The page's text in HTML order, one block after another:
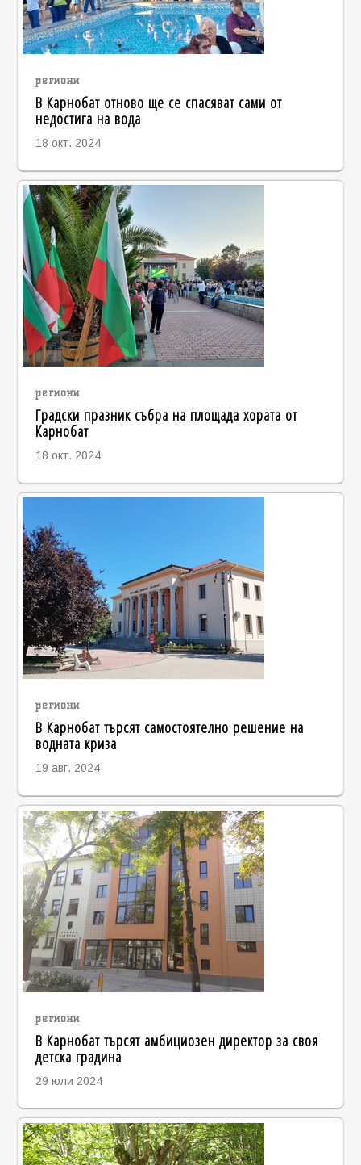
региони
В Карнобат отново ще се спасяват сами от
недостига на вода
18 окт. 2024
региони
Градски празник събра на площада хората от
Карнобат
18 окт. 2024
региони
В Карнобат търсят самостоятелно решение на
водната криза
19 авг. 2024
региони
В Карнобат търсят амбициозен директор за своя
детска градина
29 юли 2024